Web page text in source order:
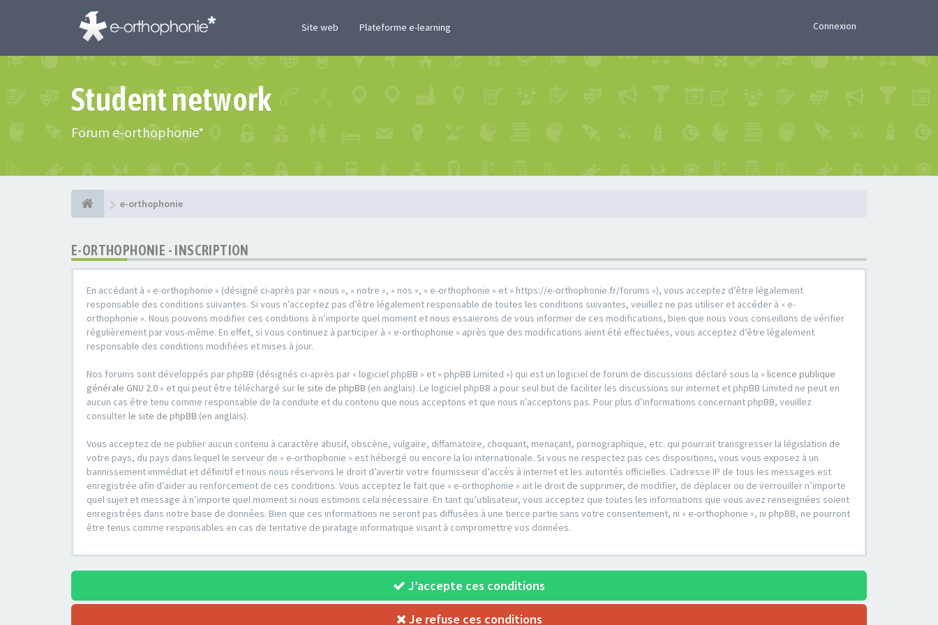
Site web Plateforme e-learning Connexion
Student network
Forum e-orthophonie*
e-orthophonie
E-ORTHOPHONIE - INSCRIPTION
En accédant à « e-orthophonie » (désigné ci-après par « nous », « notre », « nos », « e-orthophonie » et « https://e-orthophonie.fr/forums »), vous acceptez d’être légalement
responsable des conditions suivantes. Si vous n’acceptez pas d’être légalement responsable de toutes les conditions suivantes, veuillez ne pas utiliser et accéder à « e-
orthophonie ». Nous pouvons modifier ces conditions à n’importe quel moment et nous essaierons de vous informer de ces modifications, bien que nous vous conseillons de vérifier
régulièrement par vous-même. En effet, si vous continuez à participer à « e-orthophonie » après que des modifications aient été effectuées, vous acceptez d’être légalement
responsable des conditions modifiées et mises à jour.
Nos forums sont développés par phpBB (désignés ci-après par « logiciel phpBB » et « phpBB Limited ») qui est un logiciel de forum de discussions déclaré sous la « licence publique
générale GNU 2.0 » et qui peut être téléchargé sur le site de phpBB (en anglais). Le logiciel phpBB a pour seul but de faciliter les discussions sur internet et phpBB Limited ne peut en
aucun cas être tenu comme responsable de la conduite et du contenu que nous acceptons et que nous n’acceptons pas. Pour plus d’informations concernant phpBB, veuillez
consulter le site de phpBB (en anglais).
Vous acceptez de ne publier aucun contenu à caractère abusif, obscène, vulgaire, diffamatoire, choquant, menaçant, pornographique, etc. qui pourrait transgresser la législation de
votre pays, du pays dans lequel le serveur de « e-orthophonie » est hébergé ou encore la loi internationale. Si vous ne respectez pas ces dispositions, vous vous exposez à un
bannissement immédiat et définitif et nous nous réservons le droit d’avertir votre fournisseur d’accès à internet et les autorités officielles. L’adresse IP de tous les messages est
enregistrée afin d’aider au renforcement de ces conditions. Vous acceptez le fait que « e-orthophonie » ait le droit de supprimer, de modifier, de déplacer ou de verrouiller n’importe
quel sujet et message à n’importe quel moment si nous estimons cela nécessaire. En tant qu’utilisateur, vous acceptez que toutes les informations que vous avez renseignées soient
enregistrées dans notre base de données. Bien que ces informations ne seront pas diffusées à une tierce partie sans votre consentement, ni « e-orthophonie », ni phpBB, ne pourront
être tenus comme responsables en cas de tentative de piratage informatique visant à compromettre vos données.
J’accepte ces conditions
Je refuse ces conditions